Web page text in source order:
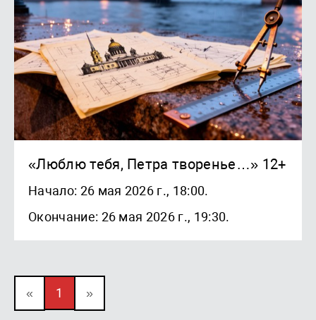
«Люблю тебя, Петра творенье…» 12+
Начало: 26 мая 2026 г., 18:00.
Окончание: 26 мая 2026 г., 19:30.
« 1 »